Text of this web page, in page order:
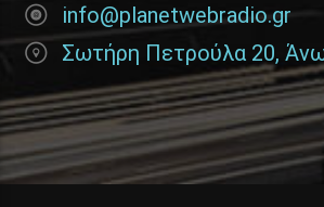
info@planetwebradio.gr
Σωτήρη Πετρούλα 20,